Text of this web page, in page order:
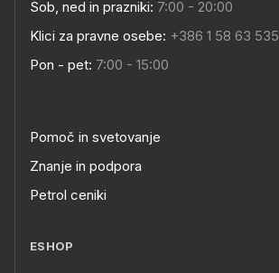
Sob, ned in prazniki: 7:00 - 20:00
Klici za pravne osebe: +386 1 58 63 535
Pon - pet: 7:00 - 15:00
Pomoč in svetovanje
Znanje in podpora
Petrol ceniki
ESHOP